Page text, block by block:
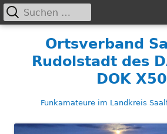
Ortsverband
Rudolstadt des
DOK X50
Funkamateure im Landkreis
Primäres
Suchen
nach: